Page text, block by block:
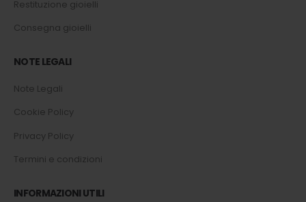
Restituzione gioielli
Consegna gioielli
NOTE LEGALI
Note Legali
Cookie Policy
Privacy Policy
Termini e condizioni
INFORMAZIONI UTILI